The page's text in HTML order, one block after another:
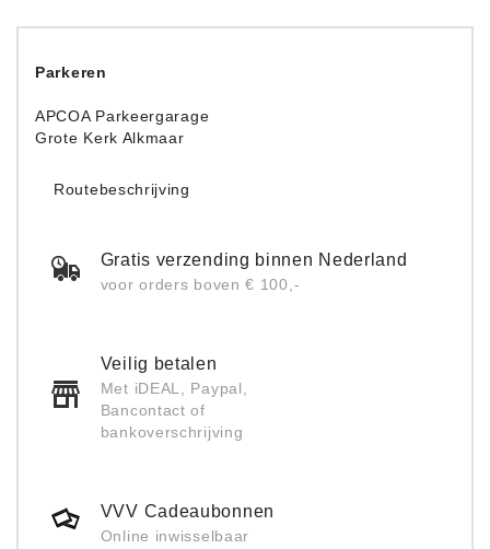
Parkeren
APCOA Parkeergarage
Grote Kerk Alkmaar
Routebeschrijving
Gratis verzending binnen Nederland
voor orders boven € 100,-
Veilig betalen
Met iDEAL, Paypal,
Bancontact of
bankoverschrijving
VVV Cadeaubonnen
Online inwisselbaar